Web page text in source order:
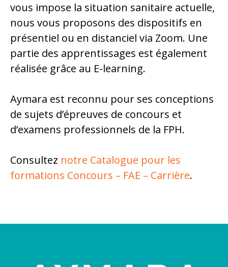
vous impose la situation sanitaire actuelle,
nous vous proposons des dispositifs en
présentiel ou en distanciel via Zoom. Une
partie des apprentissages est également
réalisée grâce au E-learning.
Aymara est reconnu pour ses conceptions
de sujets d’épreuves de concours et
d’examens professionnels de la FPH.
Consultez notre Catalogue pour les
formations Concours – FAE – Carrière.